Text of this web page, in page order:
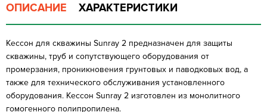
ОПИСАНИЕ ХАРАКТЕРИСТИКИ
Кессон для скважины Sunray 2 предназначен для защиты
скважины, труб и сопутствующего оборудования от
промерзания, проникновения грунтовых и паводковых вод, а
также для технического обслуживания установленного
оборудования. Кессон Sunray 2 изготовлен из монолитного
гомогенного полипропилена.